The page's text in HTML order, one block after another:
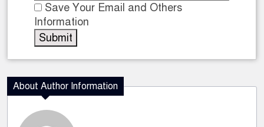
Save Your Email and Others
Information
About Author Information